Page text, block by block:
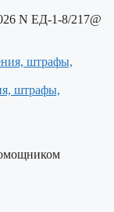
N ЕД-1-8/217@
штрафы,